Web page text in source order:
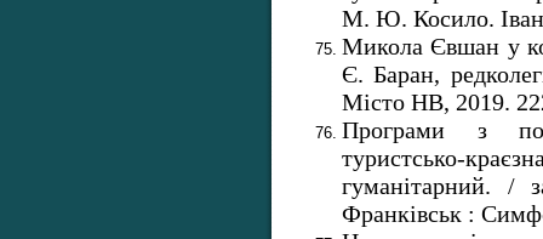
М. Ю. Косило.
Микола Євшан у
Є. Баран,
Місто НВ, 2019.
Програми з
туристсько-
гуманітарний.
Франківськ :